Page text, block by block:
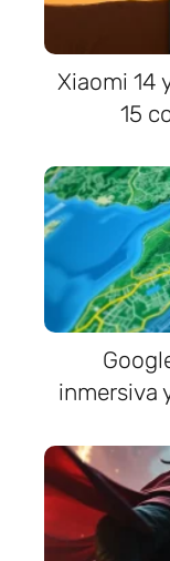
Xiaomi 14
15
inmersiva